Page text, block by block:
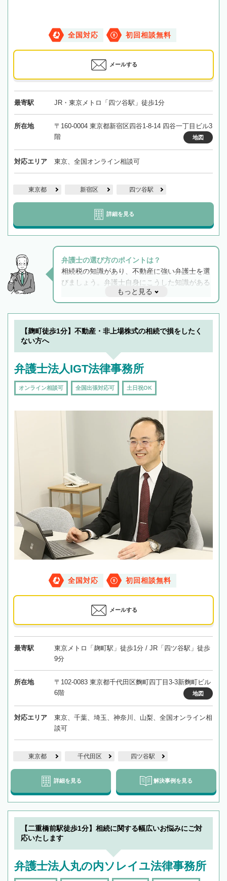
全国対応 初回相談無料
メールする
最寄駅 JR・東京メトロ「四ツ谷駅」徒歩1分
所在地
〒160-0004 東京都新宿区四谷1-8-14 四谷一丁目ビル3
階
地図
対応エリア 東京、全国オンライン相談可
東京都 新宿区 四ツ谷駅
詳細を見る
弁護士の選び方のポイントは？
相続税の知識があり、不動産に強い弁護士を選
びましょう。弁護士自身にこうした知識がある
と他士業との連携もスムーズに進み、トラブル
解決のみならず相続をトータルで任せることが
できます。また、相続は感情がからむ分野なの
でフィーリングも重要です。実際に電話や面談
で複数の弁護士と会話をしてウマが合う方に依
もっと見る
【麹町徒歩1分】不動産・非上場株式の相続で損をしたく
ない方へ
弁護士法人IGT法律事務所
オンライン相談可 全国出張対応可 土日祝OK
全国対応 初回相談無料
メールする
最寄駅
東京メトロ「麹町駅」徒歩1分 / JR「四ツ谷駅」徒歩
9分
所在地
〒102-0083 東京都千代田区麴町四丁目3-3新麴町ビル
6階
地図
対応エリア
東京、千葉、埼玉、神奈川、山梨、全国オンライン相
談可
東京都 千代田区 四ツ谷駅
詳細を見る 解決事例を見る
【二重橋前駅徒歩1分】相続に関する幅広いお悩みにご対
応いたします
弁護士法人丸の内ソレイユ法律事務所